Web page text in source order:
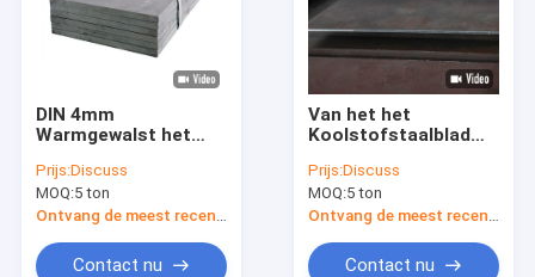
Roestvrijstalen pijp
Roestvrijstalen strip
Roestvrijstalen staaf
Roestvrij staaldraad
Roestvrijstalen profiel
DIN 4mm
Warmgewalst het
van de
Vloeistaalplaat
SS400
Prijs:Discuss
MOQ:5 ton
Ontvang de meest recente Prijs
Contact nu
Van het het
Koolstofstaalblad
S355JR het
Warmgewalste
Vloeistaal
Prijs:Discuss
MOQ:5 ton
Ontvang de meest recente Prijs
Contact nu